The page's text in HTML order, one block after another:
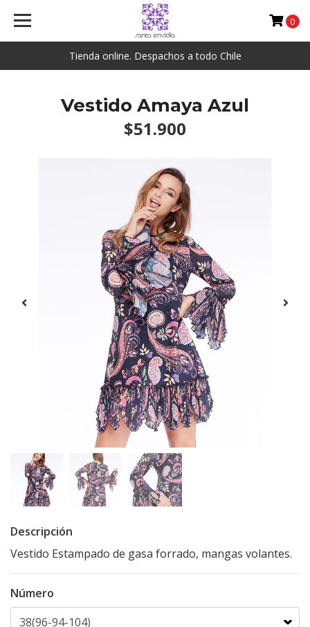
Tienda online. Despachos a todo Chile
0
Vestido Amaya Azul
$51.900
Descripción
Vestido Estampado de gasa forrado, mangas volantes.
Número